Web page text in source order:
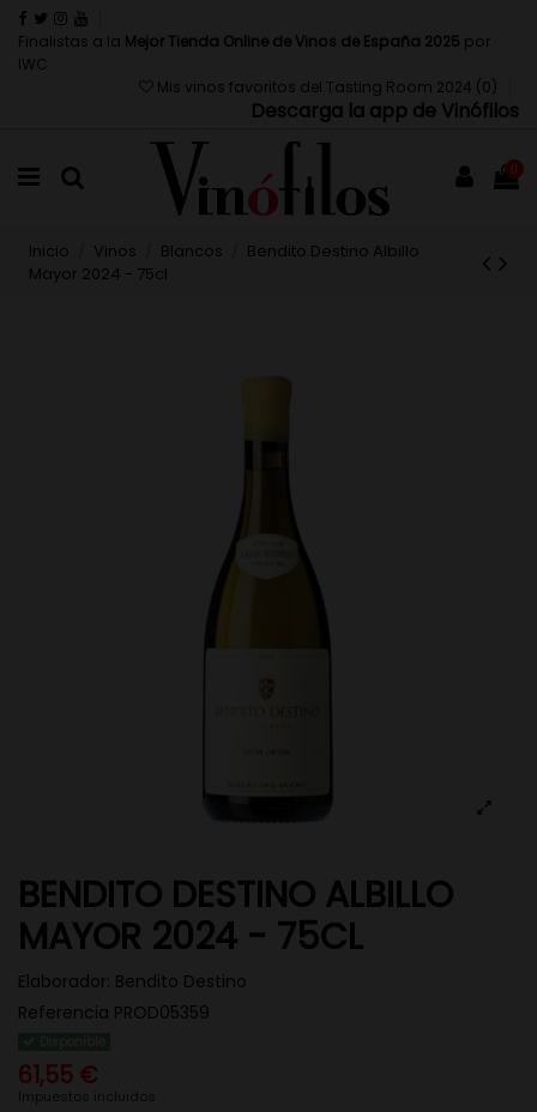
Finalistas a la Mejor Tienda Online de Vinos de España 2025 por
IWC
Mis vinos favoritos del Tasting Room 2024 (0 )
Descarga la app de Vinófilos
0
Inicio Vinos Blancos
Bendito Destino Albillo
Mayor 2024 - 75cl
BENDITO DESTINO ALBILLO
MAYOR 2024 - 75CL
Elaborador: Bendito Destino
Referencia PROD05359
61,55 €
Impuestos incluidos